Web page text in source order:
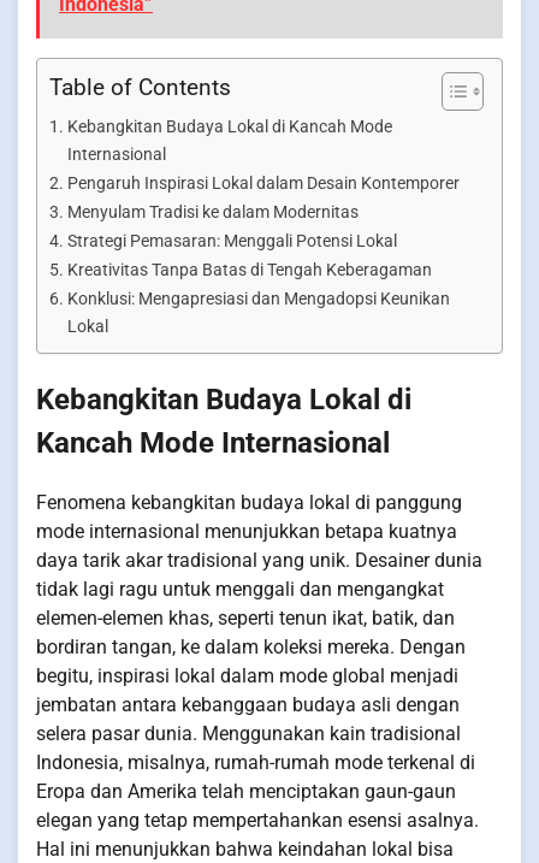
Indonesia”
Table of Contents
Kebangkitan Budaya Lokal di Kancah Mode
Internasional
Pengaruh Inspirasi Lokal dalam Desain Kontemporer
Menyulam Tradisi ke dalam Modernitas
Strategi Pemasaran: Menggali Potensi Lokal
Kreativitas Tanpa Batas di Tengah Keberagaman
Konklusi: Mengapresiasi dan Mengadopsi Keunikan
Lokal
Kebangkitan Budaya Lokal di
Kancah Mode Internasional
Fenomena kebangkitan budaya lokal di panggung
mode internasional menunjukkan betapa kuatnya
daya tarik akar tradisional yang unik. Desainer dunia
tidak lagi ragu untuk menggali dan mengangkat
elemen-elemen khas, seperti tenun ikat, batik, dan
bordiran tangan, ke dalam koleksi mereka. Dengan
begitu, inspirasi lokal dalam mode global menjadi
jembatan antara kebanggaan budaya asli dengan
selera pasar dunia. Menggunakan kain tradisional
Indonesia, misalnya, rumah-rumah mode terkenal di
Eropa dan Amerika telah menciptakan gaun-gaun
elegan yang tetap mempertahankan esensi asalnya.
Hal ini menunjukkan bahwa keindahan lokal bisa